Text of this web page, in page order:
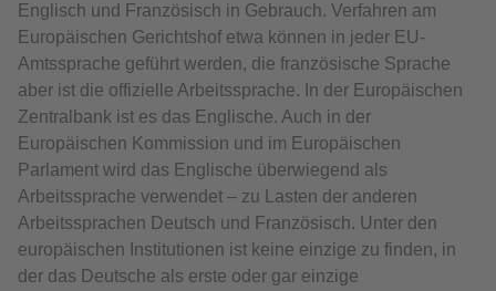
Englisch und Französisch in Gebrauch. Verfahren am
Europäischen Gerichtshof etwa können in jeder EU-
Amtssprache geführt werden, die französische Sprache
aber ist die offizielle Arbeitssprache. In der Europäischen
Zentralbank ist es das Englische. Auch in der
Europäischen Kommission und im Europäischen
Parlament wird das Englische überwiegend als
Arbeitssprache verwendet – zu Lasten der anderen
Arbeitssprachen Deutsch und Französisch. Unter den
europäischen Institutionen ist keine einzige zu finden, in
der das Deutsche als erste oder gar einzige